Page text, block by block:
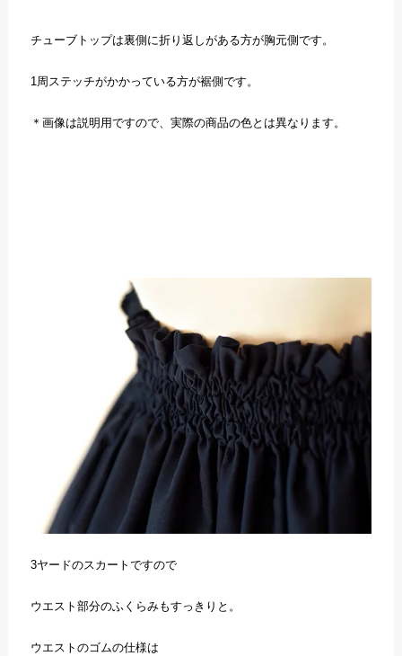
チューブトップは裏側に折り返しがある方が胸元側です。
1周ステッチがかかっている方が裾側です。
＊画像は説明用ですので、実際の商品の色とは異なります。
3ヤードのスカートですので
ウエスト部分のふくらみもすっきりと。
ウエストのゴムの仕様は